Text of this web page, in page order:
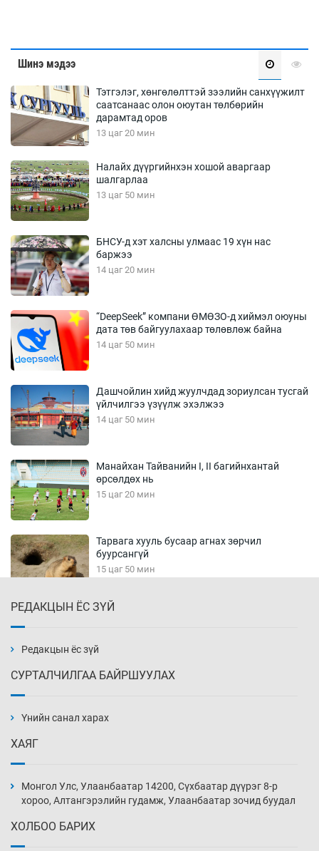
Шинэ мэдээ
Тэтгэлэг, хөнгөлөлттэй зээлийн санхүүжилт
саатсанаас олон оюутан төлбөрийн
дарамтад оров
13 цаг 20 мин
Налайх дүүргийнхэн хошой аваргаар
шалгарлаа
13 цаг 50 мин
БНСУ-д хэт халсны улмаас 19 хүн нас
баржээ
14 цаг 20 мин
“DeepSeek” компани ӨМӨЗО-д хиймэл оюуны
дата төв байгуулахаар төлөвлөж байна
14 цаг 50 мин
Дашчойлин хийд жуулчдад зориулсан тусгай
үйлчилгээ үзүүлж эхэлжээ
14 цаг 50 мин
Манайхан Тайванийн I, II багийнхантай
өрсөлдөх нь
15 цаг 20 мин
Тарвага хууль бусаар агнах зөрчил
буурсангүй
15 цаг 50 мин
16 цаг 20 мин
16 цаг 50 мин
17 цаг 20 мин
РЕДАКЦЫН ЁС ЗҮЙ
Редакцын ёс зүй
СУРТАЛЧИЛГАА БАЙРШУУЛАХ
Үнийн санал харах
ХАЯГ
Монгол Улс, Улаанбаатар 14200, Сүхбаатар дүүрэг 8-р
хороо, Алтангэрэлийн гудамж, Улаанбаатар зочид буудал
ХОЛБОО БАРИХ